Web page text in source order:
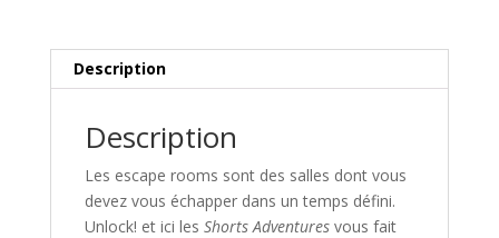
CABRAKAN
Description
Description
Les escape rooms sont des salles dont vous
devez vous échapper dans un temps défini.
Unlock! et ici les Shorts Adventuresvous fait